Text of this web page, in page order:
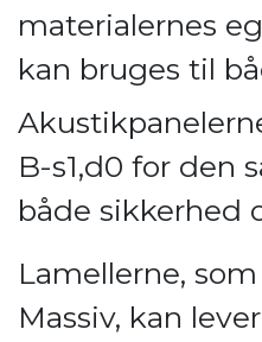
materialernes
kan bruges til
B-s1,d0 for den
både sikkerhed
Lamellerne,
Massiv, kan